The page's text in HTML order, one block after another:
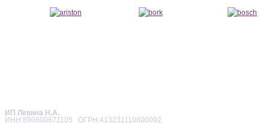
ИП Левина Н.А.
ИНН:890600671105 ОГРН:413231110600092